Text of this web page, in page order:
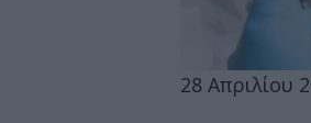
28 Απριλίου